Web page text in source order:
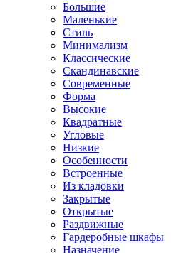
Большие
Маленькие
Стиль
Минимализм
Классические
Скандинавские
Современные
Форма
Высокие
Квадратные
Угловые
Низкие
Особенности
Встроенные
Из кладовки
Закрытые
Открытые
Раздвижные
Гардеробные шкафы
Назначение